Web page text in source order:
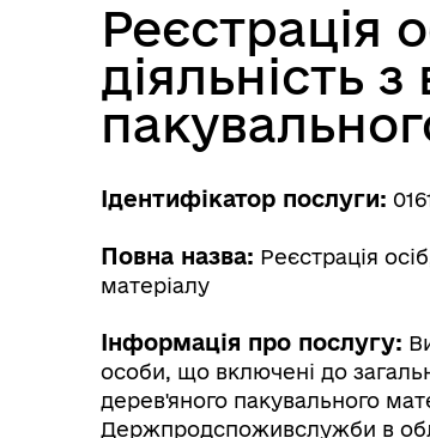
Реєстрація
діяльність
Ідентифікатор послуги:
Повна назва: Реєстрація
матеріалу
Інформація про послугу:
особи, що включені до
дерев'яного пакувального
Держпродспоживслужби в